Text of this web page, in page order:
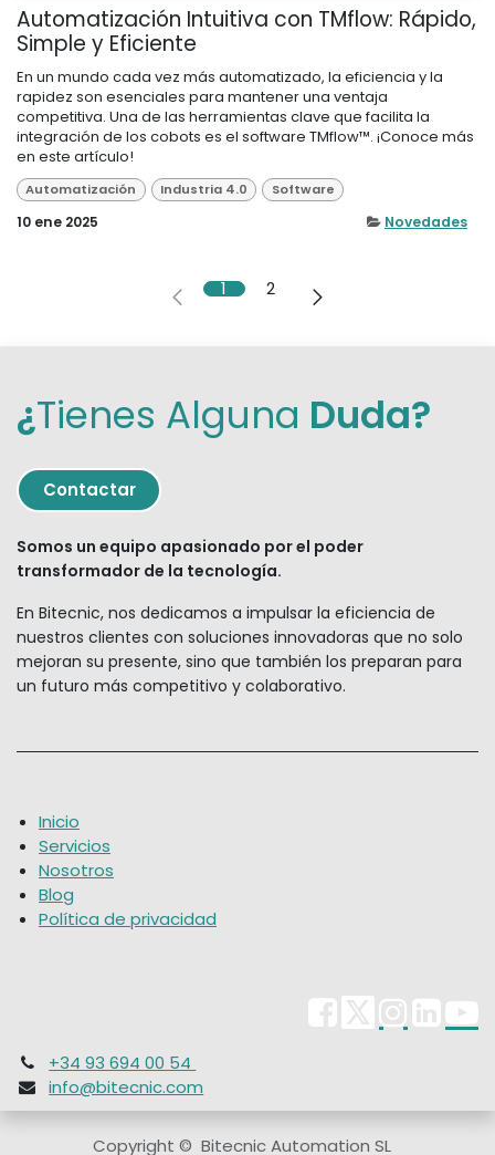
Automatización Intuitiva con TMflow: Rápido,
Simple y Eficiente
En un mundo cada vez más automatizado, la eficiencia y la
rapidez son esenciales para mantener una ventaja
competitiva. Una de las herramientas clave que facilita la
integración de los cobots es el software TMflow™. ¡Conoce más
en este artículo!
Automatización Industria 4.0 Software
10 ene 2025 Novedades
1 2
¿Tienes Alguna Duda?
Contactar
Somos un equipo apasionado por el poder
transformador de la tecnología.
En Bitecnic, nos dedicamos a impulsar la eficiencia de
nuestros clientes con soluciones innovadoras que no solo
mejoran su presente, sino que también los preparan para
un futuro más competitivo y colaborativo.
Inicio
Servicios
Nosotros
Blog
Política de privacidad
+34 93 694 00 54
info@bitecnic.com
Copyright © Bitecnic Automation SL